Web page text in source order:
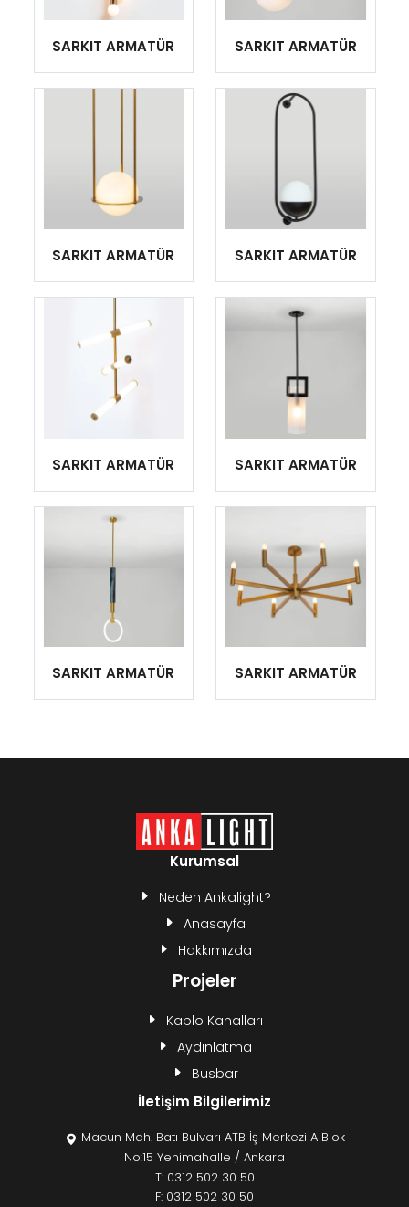
SARKIT ARMATÜR SARKIT ARMATÜR
SARKIT ARMATÜR SARKIT ARMATÜR
SARKIT ARMATÜR SARKIT ARMATÜR
SARKIT ARMATÜR SARKIT ARMATÜR
Kurumsal
Neden Ankalight?
Anasayfa
Hakkımızda
Projeler
Kablo Kanalları
Aydınlatma
Busbar
İletişim Bilgilerimiz
Macun Mah. Batı Bulvarı ATB İş Merkezi A Blok
No:15 Yenimahalle / Ankara
T: 0312 502 30 50
F: 0312 502 30 50